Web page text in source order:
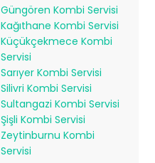
Güngören Kombi Servisi
Kağıthane Kombi Servisi
Küçükçekmece Kombi
Servisi
Sarıyer Kombi Servisi
Silivri Kombi Servisi
Sultangazi Kombi Servisi
Şişli Kombi Servisi
Zeytinburnu Kombi
Servisi